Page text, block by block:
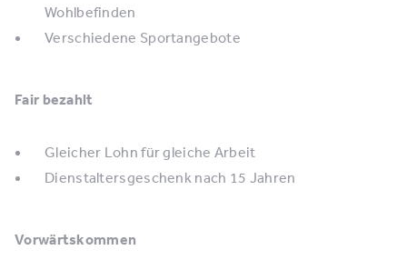
Wohlbefinden
Verschiedene Sportangebote
Fair bezahlt
Gleicher Lohn für gleiche Arbeit
Dienstaltersgeschenk nach 15 Jahren
Vorwärtskommen